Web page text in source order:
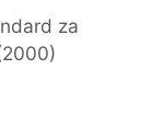
za